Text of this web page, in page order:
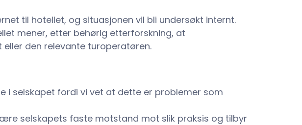
til hotellet, og situasjonen vil bli undersøkt internt.
mener, etter behørig etterforskning, at
den relevante turoperatøren.
i selskapet fordi vi vet at dette er problemer som
selskapets faste motstand mot slik praksis og tilbyr